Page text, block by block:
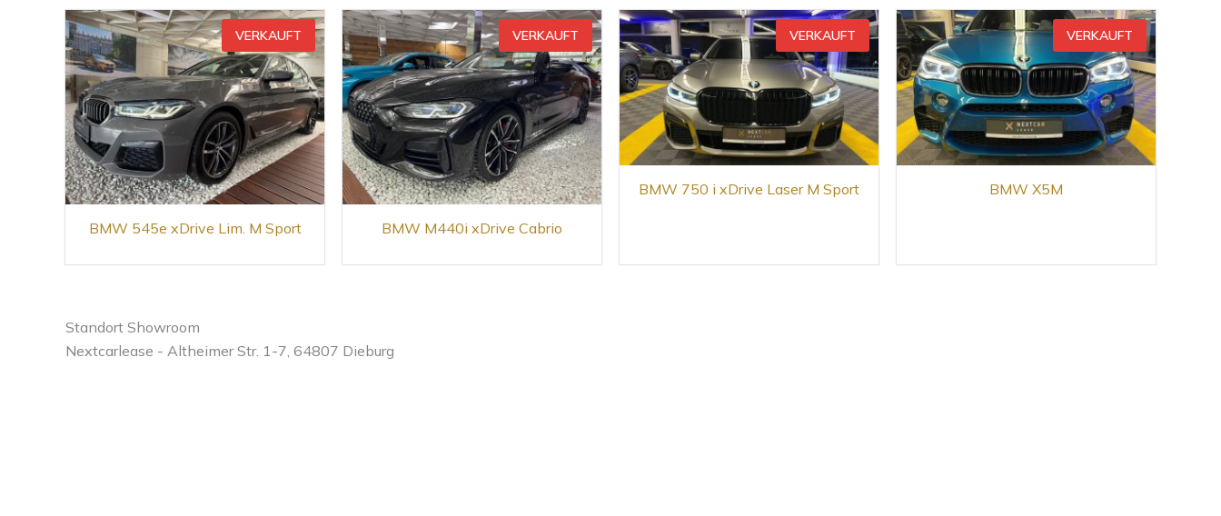
VERKAUFT
BMW 545e xDrive Lim. M Sport
VERKAUFT
BMW M440i xDrive Cabrio
VERKAUFT
BMW 750 i xDrive Laser M Sport
VERKAUFT
BMW X5M
Standort Showroom
Nextcarlease - Altheimer Str. 1-7, 64807 Dieburg